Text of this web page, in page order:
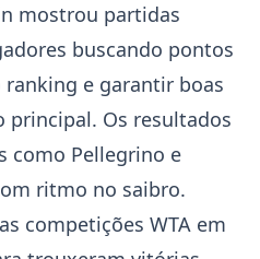
mostrou partidas
buscando pontos
e garantir boas
principal. Os resultados
como Pellegrino e
ritmo no saibro.
competições WTA em